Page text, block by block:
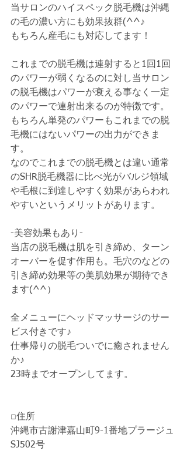
当サロンのハイスペック脱毛機は沖縄
の毛の濃い方にも効果抜群(^^♪
もちろん産毛にも対応してます！
これまでの脱毛機は連射すると1回1回
のパワーが弱くなるのに対し当サロン
の脱毛機はパワーが衰える事なく一定
のパワーで連射出来るのが特徴です。
もちろん単発のパワーもこれまでの脱
毛機にはないパワーの出力ができま
す。
なのでこれまでの脱毛機とは違い通常
のSHR脱毛機器に比べ光がバルジ領域
や毛根に到達しやすく効果があらわれ
やすいというメリットがあります。
-美容効果もあり-
当店の脱毛機は肌を引き締め、ターン
オーバーを促す作用も。毛穴のなどの
引き締め効果等の美肌効果が期待でき
ます(^^）
全メニューにヘッドマッサージのサー
ビス付きです♪
仕事帰りの脱毛ついでに癒されません
か♪
23時までオープンしてます。
□住所
沖縄市古謝津嘉山町9-1番地プラージュ
SJ502号